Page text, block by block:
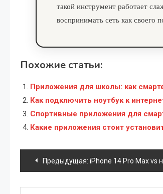
такой инструмент работает
воспринимать сеть как своего
Похожие статьи:
Приложения для школы: как
Как подключить ноутбук к
Спортивные приложения для
Какие приложения стоит
Навигация
по
Предыдущая: iPhone 14 Pro Max vs новый флагман